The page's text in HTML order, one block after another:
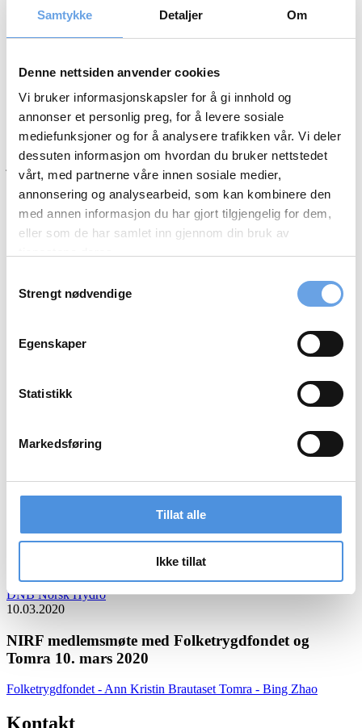
Samtykke Detaljer Om
Denne nettsiden anvender cookies
Vi bruker informasjonskapsler for å gi innhold og
annonser et personlig preg, for å levere sosiale
mediefunksjoner og for å analysere trafikken vår. Vi deler
dessuten informasjon om hvordan du bruker nettstedet
vårt, med partnerne våre innen sosiale medier,
annonsering og analysearbeid, som kan kombinere den
med annen informasjon du har gjort tilgjengelig for dem,
eller som de har samlet inn gjennom din bruk av
Strengt nødvendige
Egenskaper
Statistikk
Markedsføring
Tillat alle
Ikke tillat
NIRF (Norsk Investor Relations Forening) og Oslo Børs har gleden
av å invitere ansatte som jobber med IR og kommunikasjon i
børsnoterte selskaper, selskaper som er aktuelle for børsnotering,
relevante og spennende tema.
Målet med IR-seminaret er å bidra med ny kunnskap og faglig påfyll
i en travel hverdag. Vi er også opptatt av at IR-seminaret skal være
en arena for å etablere eller videreutvikle et nettverk med andre som
jobber med IR i det daglige.
PROGRAM FOR DAGEN
deltakere.
KLIKK HER FOR PÅMELDING
Velg år
NIRF medlemsmøte 10. mars 2021
Bård Bringedal - Storebrand
24.09.2020
NIRF medlemsmøte 24. september – Teams Webinar
DNBNorsk Hydro
10.03.2020
NIRF medlemsmøte med Folketrygdfondet og
Tomra 10. mars 2020
Folketrygdfondet - Ann Kristin Brautaset Tomra - Bing Zhao
Kontakt